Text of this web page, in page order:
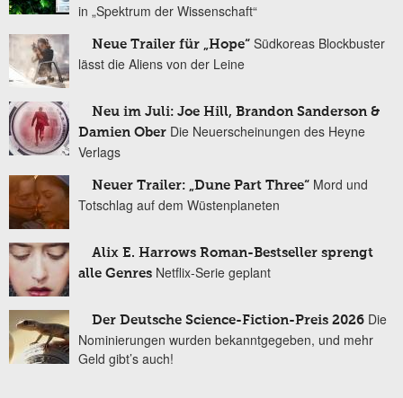
in „Spektrum der Wissenschaft“
Neue Trailer für „Hope“ Südkoreas Blockbuster
lässt die Aliens von der Leine
Neu im Juli: Joe Hill, Brandon Sanderson &
Damien Ober Die Neuerscheinungen des Heyne
Verlags
Neuer Trailer: „Dune Part Three“ Mord und
Totschlag auf dem Wüstenplaneten
Alix E. Harrows Roman-Bestseller sprengt
alle Genres Netflix-Serie geplant
Der Deutsche Science-Fiction-Preis 2026 Die
Nominierungen wurden bekanntgegeben, und mehr
Geld gibt’s auch!